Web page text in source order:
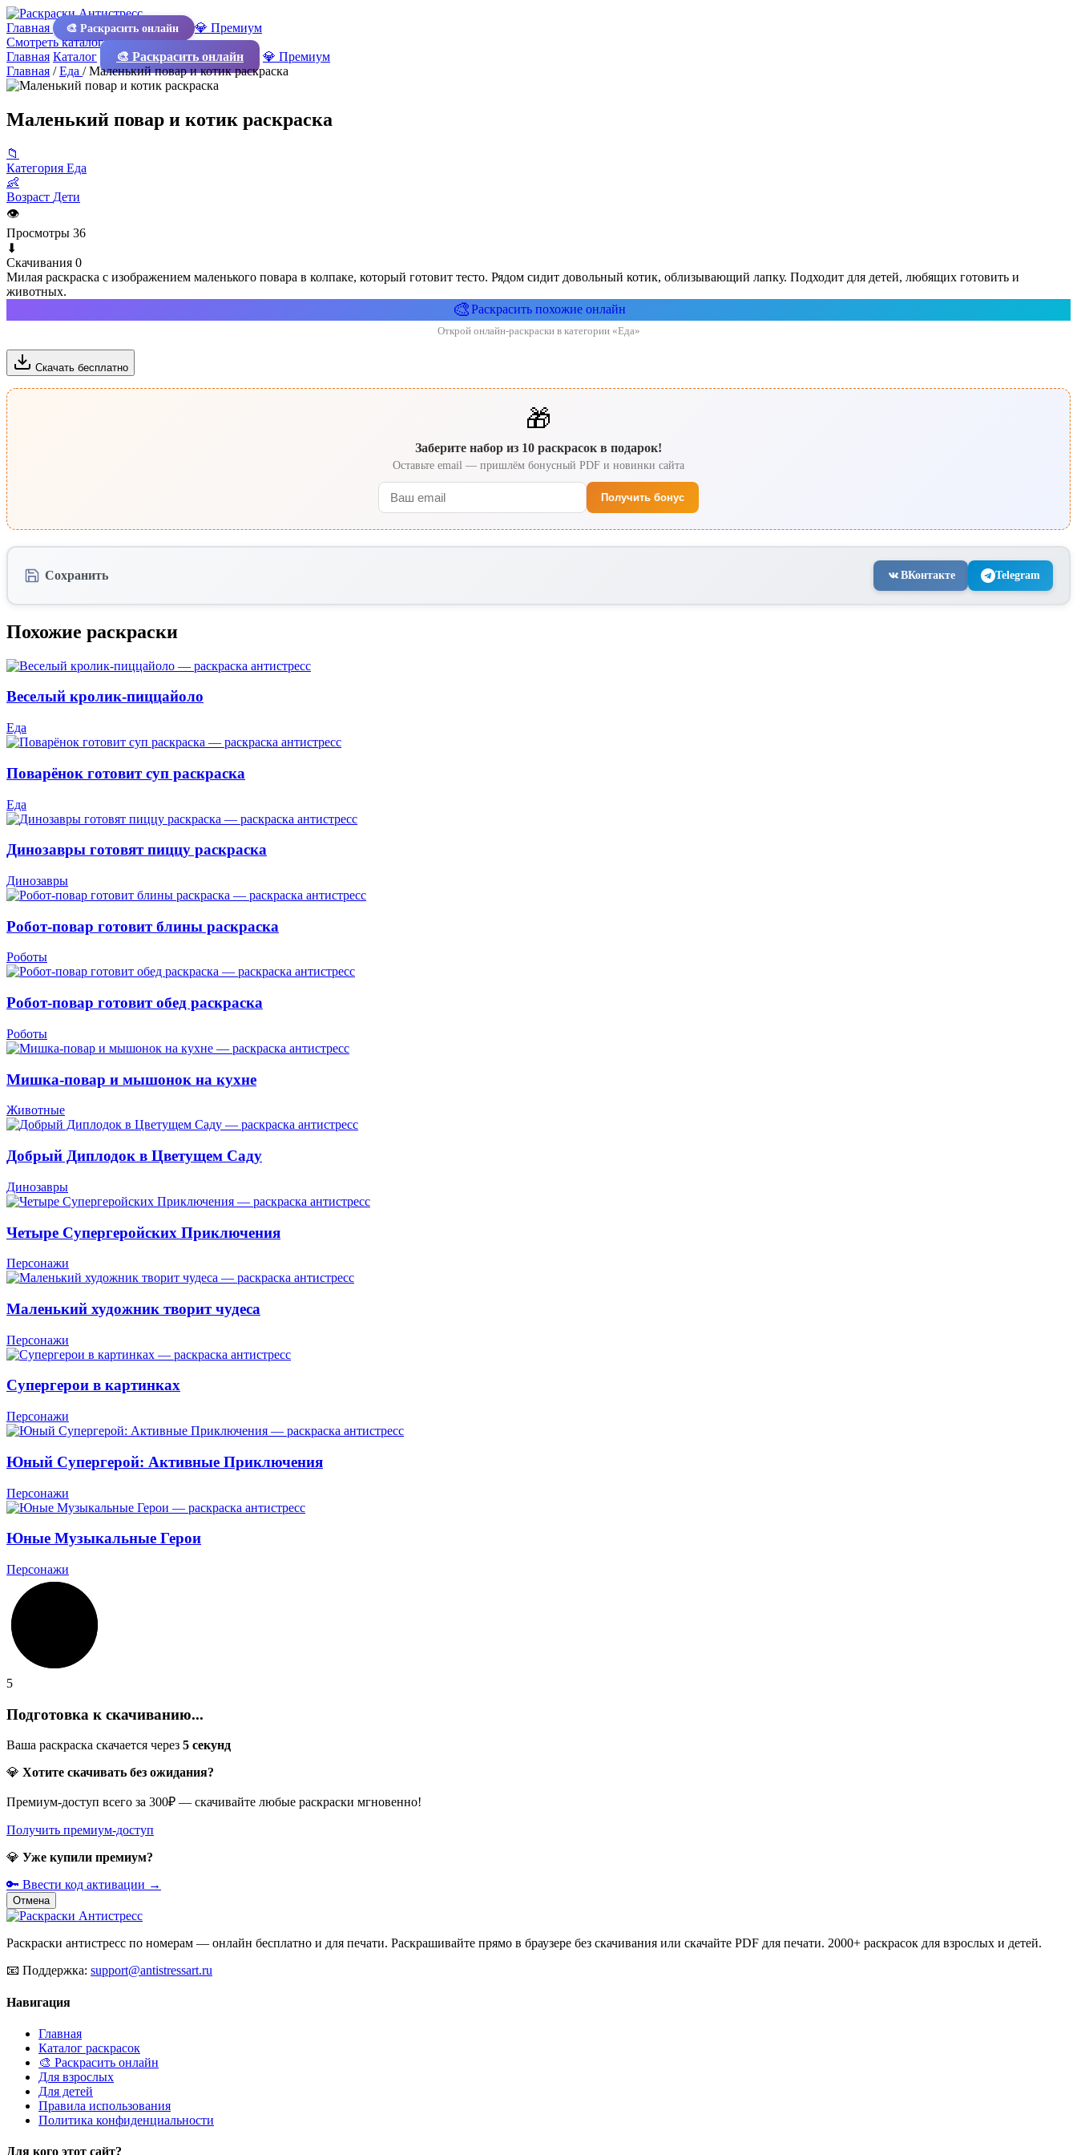
Главная 🎨 Раскрасить онлайн
💎 Премиум
Смотреть каталог
Главная Каталог 🎨 Раскрасить онлайн
💎 Премиум
Главная /Еда /Маленький повар и котик раскраска
Маленький повар и котик раскраска
📁
Категория Еда
👶
Возраст Дети
👁
Просмотры 36
⬇
Скачивания 0
Милая раскраска с изображением маленького повара в колпаке, который готовит тесто. Рядом сидит довольный котик, облизывающий лапку. Подходит для детей, любящих готовить и
животных.
🎨Раскрасить похожие онлайн
Открой онлайн-раскраски в категории «Еда»
Скачать бесплатно
🎁
Заберите набор из 10 раскрасок в подарок!
Оставьте email — пришлём бонусный PDF и новинки сайта
Получить бонус
Сохранить ВКонтакте Telegram
Похожие раскраски
Веселый кролик-пиццайоло
Еда
Поварёнок готовит суп раскраска
Еда
Динозавры готовят пиццу раскраска
Динозавры
Робот-повар готовит блины раскраска
Роботы
Робот-повар готовит обед раскраска
Роботы
Мишка-повар и мышонок на кухне
Животные
Добрый Диплодок в Цветущем Саду
Динозавры
Четыре Супергеройских Приключения
Персонажи
Маленький художник творит чудеса
Персонажи
Супергерои в картинках
Персонажи
Юный Супергерой: Активные Приключения
Персонажи
Юные Музыкальные Герои
Персонажи
5
Подготовка к скачиванию...
Ваша раскраска скачается через 5 секунд
💎 Хотите скачивать без ожидания?
Премиум-доступ всего за 300₽ — скачивайте любые раскраски мгновенно!
Получить премиум-доступ
💎 Уже купили премиум?
🔑 Ввести код активации →
Отмена
Раскраски антистресс по номерам — онлайн бесплатно и для печати. Раскрашивайте прямо в браузере без скачивания или скачайте PDF для печати. 2000+ раскрасок для взрослых и детей.
📧 Поддержка: support@antistressart.ru
Навигация
Главная
Каталог раскрасок
🎨 Раскрасить онлайн
Для взрослых
Для детей
Правила использования
Политика конфиденциальности
Для кого этот сайт?